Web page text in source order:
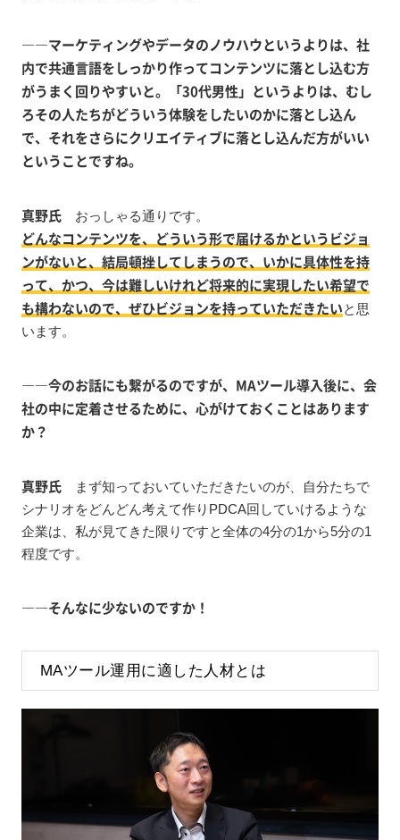
――マーケティングやデータのノウハウというよりは、社
内で共通言語をしっかり作ってコンテンツに落とし込む方
がうまく回りやすいと。「30代男性」というよりは、むし
ろその人たちがどういう体験をしたいのかに落とし込ん
で、それをさらにクリエイティブに落とし込んだ方がいい
ということですね。
真野氏おっしゃる通りです。
どんなコンテンツを、どういう形で届けるかというビジョ
ンがないと、結局頓挫してしまうので、いかに具体性を持
って、かつ、今は難しいけれど将来的に実現したい希望で
も構わないので、ぜひビジョンを持っていただきたいと思
います。
――今のお話にも繋がるのですが、MAツール導入後に、会
社の中に定着させるために、心がけておくことはあります
か？
真野氏まず知っておいていただきたいのが、自分たちで
シナリオをどんどん考えて作りPDCA回していけるような
企業は、私が見てきた限りですと全体の4分の1から5分の1
程度です。
――そんなに少ないのですか！
MAツール運用に適した人材とは